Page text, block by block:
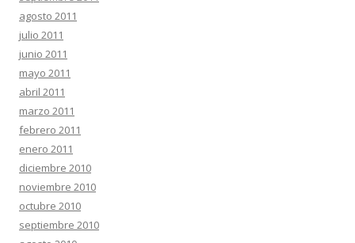
agosto 2011
julio 2011
junio 2011
mayo 2011
abril 2011
marzo 2011
febrero 2011
enero 2011
diciembre 2010
noviembre 2010
octubre 2010
septiembre 2010